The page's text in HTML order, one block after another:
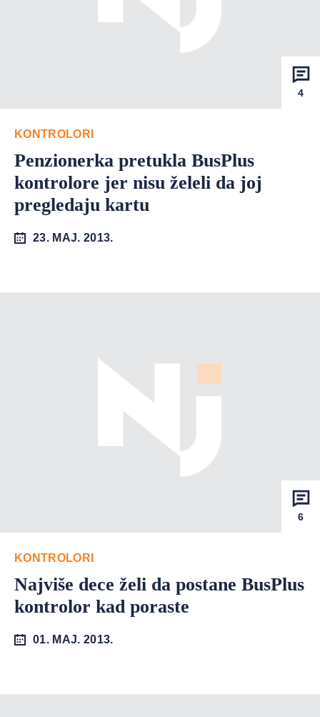
4
KONTROLORI
Penzionerka pretukla BusPlus
kontrolore jer nisu želeli da joj
pregledaju kartu
23. MAJ. 2013.
6
KONTROLORI
Najviše dece želi da postane BusPlus
kontrolor kad poraste
01. MAJ. 2013.